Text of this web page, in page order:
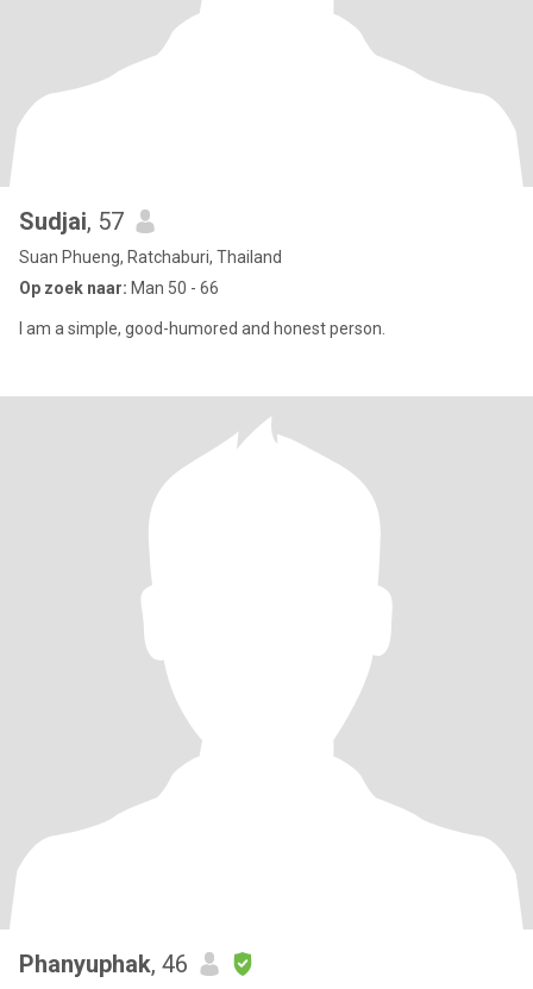
Sudjai, 57
Suan Phueng, Ratchaburi, Thailand
Op zoek naar: Man 50 - 66
I am a simple, good-humored and honest person.
Phanyuphak, 46